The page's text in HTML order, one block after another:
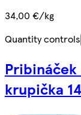
34,00 €/kg
Quantity controls
Pribináček
krupička